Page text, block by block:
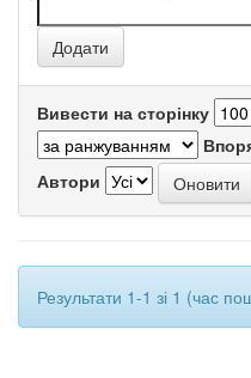
Вивести на сторінку
Автори
Результати 1-1 зі 1 (час